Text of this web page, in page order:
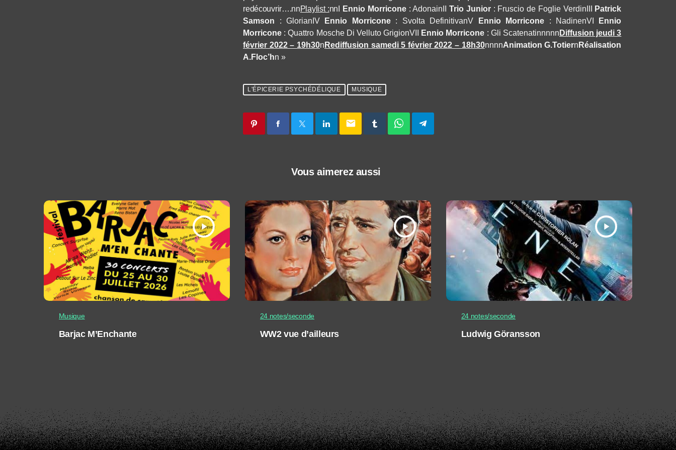
redécouvrir….nnPlaylist :nn Ennio Morricone : Adonain Trio Junior: Fruscio de Foglie Verdin
Patrick
Samson : Glorian IV Ennio Morricone: Svolta DefinitivanV Ennio Morricone : NadinenVI
Ennio
Morricone :Quattro Mosche Di Velluto GrigionVII Ennio Morricone : Gli Scatenatinnnnn Diffusion jeudi 3
février 2022 – 19h30n Rediffusion samedi 5 février 2022 – 18h30nnnnAnimation G.Totiern Réalisation
A.Floc’hn »
L'ÉPICERIE PSYCHÉDÉLIQUE MUSIQUE
email
Vous aimerez aussi
play_arrow
Musique
Barjac M’Enchante
play_arrow
24 notes/seconde
WW2 vue d’ailleurs
play_arrow
24 notes/seconde
Ludwig Göransson